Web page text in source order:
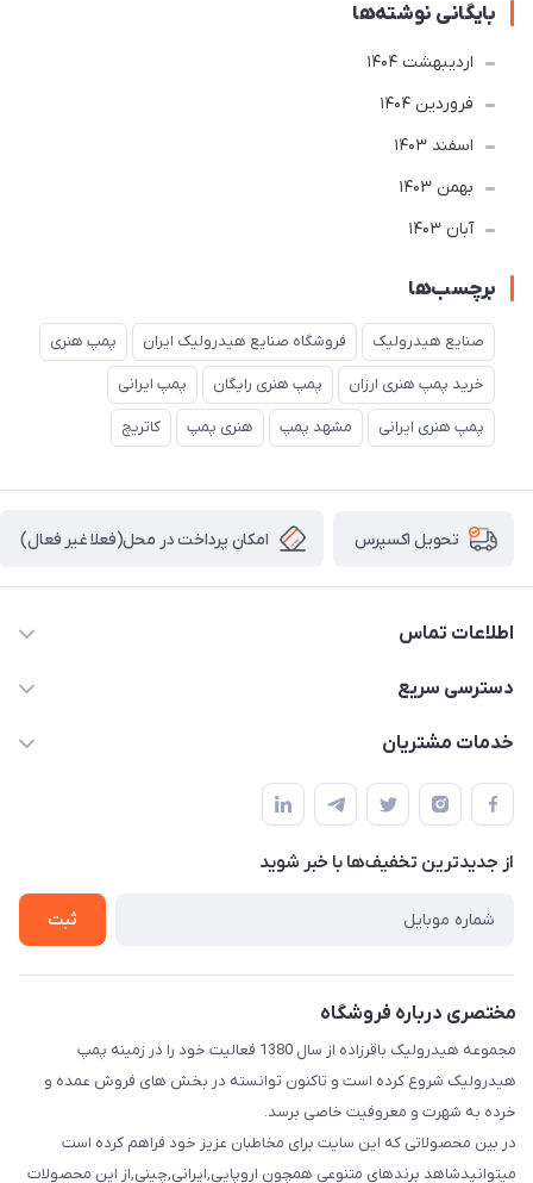
بایگانی نوشته‌ها
ارديبهشت 1404
فروردین 1404
اسفند 1403
بهمن 1403
آبان 1403
برچسب‌ها
صنایع هیدرولیک فروشگاه صنایع هیدرولیک ایران پمپ هنری
خرید پمپ هنری ارزان پمپ هنری رایگان پمپ ایرانی
پمپ هنری ایرانی مشهد پمپ هنری پمپ کاتریچ
تحویل اکسپرس امکان پرداخت در محل(فعلا غیر فعال)
اطلاعات تماس
04432336021
دسترسی سریع
حساب کاربری
لیست محصولات
درباره ما
خدمات مشتریان
قوانین و مقررات
حریم خصوصی
راهنما
از جدید‌ترین تخفیف‌ها با‌ خبر شوید
ثبت
مختصری درباره فروشگاه
مجموعه هیدرولیک باقرزاده از سال 1380 فعالیت خود را در زمینه پمپ
هیدرولیک شروع کرده است و تاکنون توانسته در بخش های فروش عمده و
خرده به شهرت و معروفیت خاصی برسد.
در بین محصولاتی که این سایت برای مخاطبان عزیز خود فراهم کرده است
میتوانیدشاهد برندهای متنوعی همچون اروپایی,ایرانی,چینی,از این محصولات